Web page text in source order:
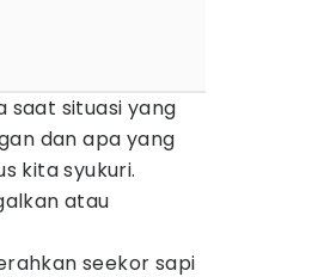
saat situasi yang
dan apa yang
kita syukuri.
atau
seekor sapi